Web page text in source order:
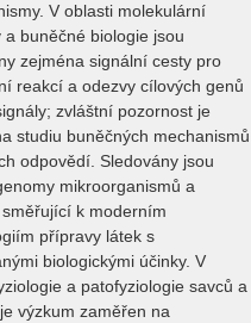
V oblasti molekulární
a buněčné biologie jsou
zejména signální cesty pro
reakcí a odezvy cílových genů
zvláštní pozornost je
studiu buněčných mechanismů
odpovědí. Sledovány jsou
mikroorganismů a
k moderním
přípravy látek s
biologickými účinky. V
a patofyziologie savců a
výzkum zaměřen na